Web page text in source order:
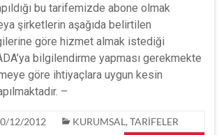
bu tarifemizde abone olmak
şirketlerin aşağıda belirtilen
göre hizmet almak istediği
bilgilendirme yapması gerekmekte
göre ihtiyaçlara uygun kesin
–
12/2012 KURUMSAL , TARİFELER